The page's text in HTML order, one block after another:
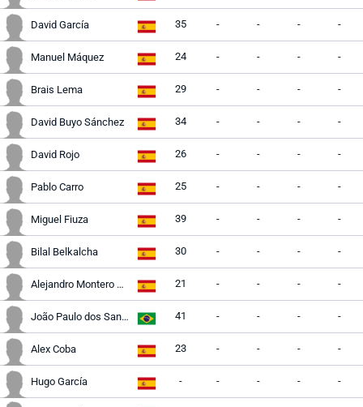
David García 35 - - - -
Manuel Máquez 24 - - - -
Brais Lema 29 - - - -
David Buyo Sánchez 34 - - - -
David Rojo 26 - - - -
Pablo Carro 25 - - - -
Miguel Fiuza 39 - - - -
Bilal Belkalcha 30 - - - -
Alejandro Montero Peteira 21 - - - -
João Paulo dos Santos 41 - - - -
Alex Coba 23 - - - -
Hugo García - - - - -